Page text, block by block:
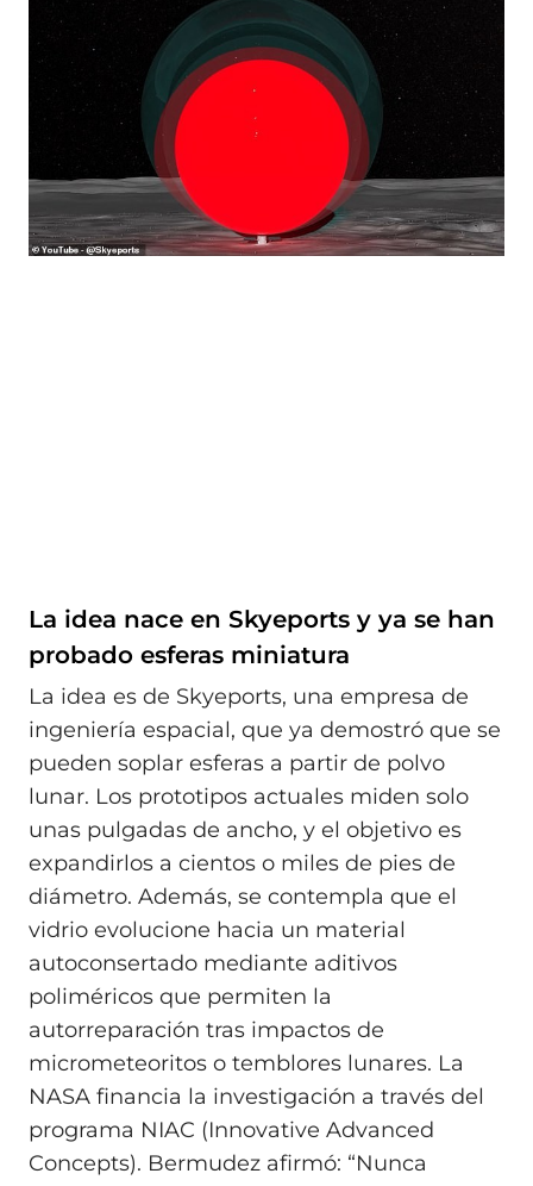
La idea nace en Skyeports y ya se han
probado esferas miniatura
La idea es de Skyeports, una empresa de
ingeniería espacial, que ya demostró que se
pueden soplar esferas a partir de polvo
lunar. Los prototipos actuales miden solo
unas pulgadas de ancho, y el objetivo es
expandirlos a cientos o miles de pies de
diámetro. Además, se contempla que el
vidrio evolucione hacia un material
autoconsertado mediante aditivos
poliméricos que permiten la
autorreparación tras impactos de
micrometeoritos o temblores lunares. La
NASA financia la investigación a través del
programa NIAC (Innovative Advanced
Concepts). Bermudez afirmó: “Nunca